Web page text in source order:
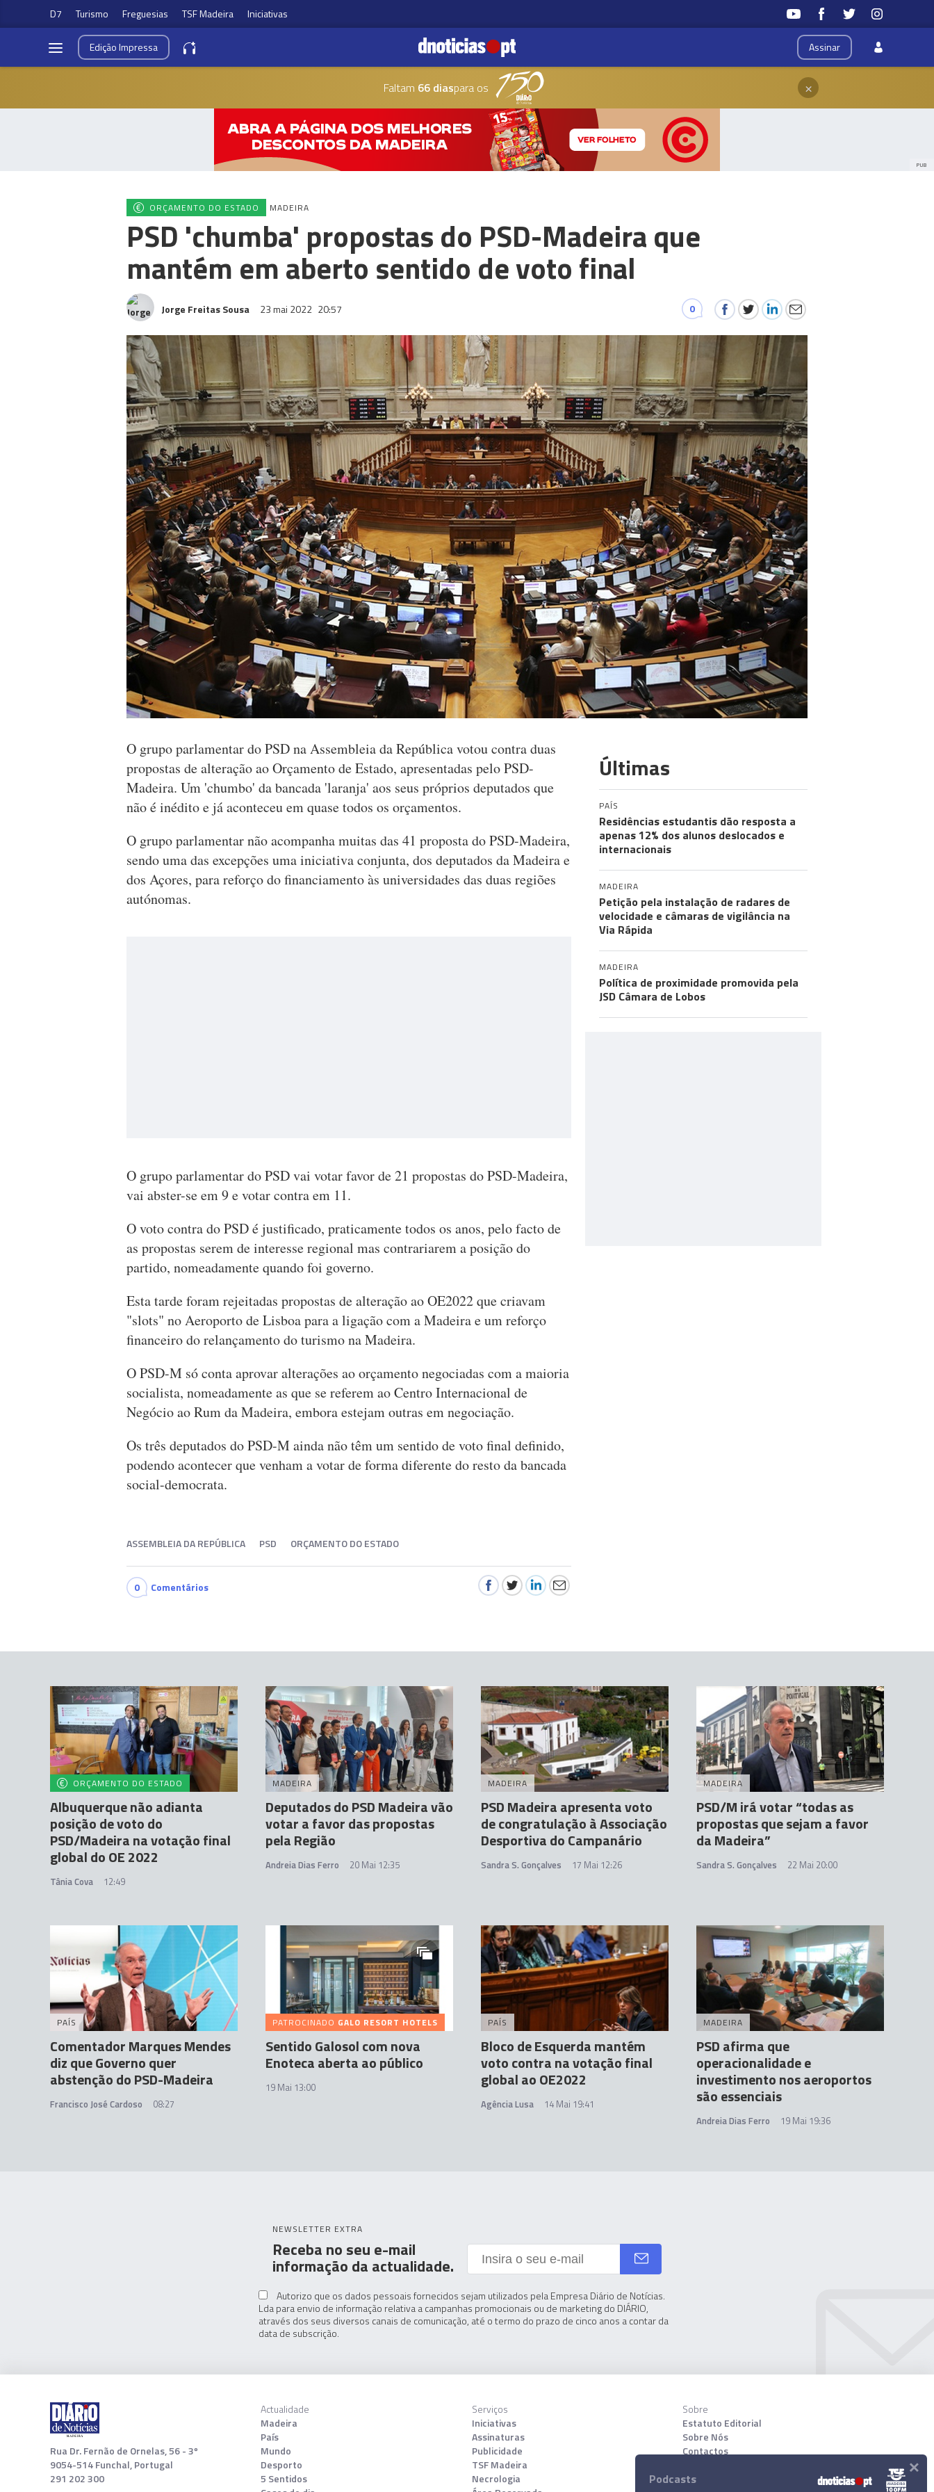
D7 Turismo Freguesias TSF Madeira Iniciativas
Assinar
EdiçãoImpressa
Faltam 66 diaspara os ×
PUB
ORÇAMENTO DO ESTADO MADEIRA
PSD 'chumba' propostas do PSD-Madeira que
mantém em aberto sentido de voto final
Jorge Freitas Sousa 23 mai 2022 20:57 0
O grupo parlamentar do PSD na Assembleia da República votou contra duas
propostas de alteração ao Orçamento de Estado, apresentadas pelo PSD-
Madeira. Um 'chumbo' da bancada 'laranja' aos seus próprios deputados que
não é inédito e já aconteceu em quase todos os orçamentos.
O grupo parlamentar não acompanha muitas das 41 proposta do PSD-Madeira,
sendo uma das excepções uma iniciativa conjunta, dos deputados da Madeira e
dos Açores, para reforço do financiamento às universidades das duas regiões
autónomas.
O grupo parlamentar do PSD vai votar favor de 21 propostas do PSD-Madeira,
vai abster-se em 9 e votar contra em 11.
O voto contra do PSD é justificado, praticamente todos os anos, pelo facto de
as propostas serem de interesse regional mas contrariarem a posição do
partido, nomeadamente quando foi governo.
Esta tarde foram rejeitadas propostas de alteração ao OE2022 que criavam
"slots" no Aeroporto de Lisboa para a ligação com a Madeira e um reforço
financeiro do relançamento do turismo na Madeira.
O PSD-M só conta aprovar alterações ao orçamento negociadas com a maioria
socialista, nomeadamente as que se referem ao Centro Internacional de
Negócio ao Rum da Madeira, embora estejam outras em negociação.
Os três deputados do PSD-M ainda não têm um sentido de voto final definido,
podendo acontecer que venham a votar de forma diferente do resto da bancada
social-democrata.
ASSEMBLEIA DA REPÚBLICA PSD ORÇAMENTO DO ESTADO
0 Comentários
Últimas
PAÍS
Residências estudantis dão resposta a
apenas 12% dos alunos deslocados e
internacionais
MADEIRA
Petição pela instalação de radares de
velocidade e câmaras de vigilância na
Via Rápida
MADEIRA
Política de proximidade promovida pela
JSD Câmara de Lobos
ORÇAMENTO DO ESTADO
Albuquerque não adianta
posição de voto do
PSD/Madeira na votação final
global do OE 2022
Tânia Cova 12:49
MADEIRA
Deputados do PSD Madeira vão
votar a favor das propostas
pela Região
Andreia Dias Ferro 20 Mai 12:35
MADEIRA
PSD Madeira apresenta voto
de congratulação à Associação
Desportiva do Campanário
Sandra S. Gonçalves 17 Mai 12:26
MADEIRA
PSD/M irá votar “todas as
propostas que sejam a favor
da Madeira”
Sandra S. Gonçalves 22 Mai 20:00
PAÍS
Comentador Marques Mendes
diz que Governo quer
abstenção do PSD-Madeira
Francisco José Cardoso 08:27
PATROCINADO GALO RESORT HOTELS
Sentido Galosol com nova
Enoteca aberta ao público
19 Mai 13:00
PAÍS
Bloco de Esquerda mantém
voto contra na votação final
global ao OE2022
Agência Lusa 14 Mai 19:41
MADEIRA
PSD afirma que
operacionalidade e
investimento nos aeroportos
são essenciais
Andreia Dias Ferro 19 Mai 19:36
NEWSLETTER EXTRA
Receba no seu e-mail
informação da actualidade.
Autorizo que os dados pessoais fornecidos sejam utilizados pela Empresa Diário de Notícias.
Lda para envio de informação relativa a campanhas promocionais ou de marketing do DIÁRIO,
através dos seus diversos canais de comunicação, até o termo do prazo de cinco anos a contar da
data de subscrição.
Rua Dr. Fernão de Ornelas, 56 - 3º
9054-514 Funchal, Portugal
291 202 300
Actualidade
Madeira
País
Mundo
Desporto
5 Sentidos
Serviços
Iniciativas
Assinaturas
Publicidade
TSF Madeira
Necrologia
Sobre
Estatuto Editorial
Sobre Nós
Contactos
Download App
Podcasts ×